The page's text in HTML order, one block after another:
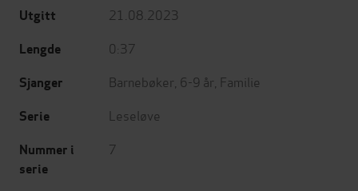
Utgitt 21.08.2023
Lengde 0:37
Sjanger Barnebøker 6-9 år Familie
Serie Leseløve
Nummer i
serie
7